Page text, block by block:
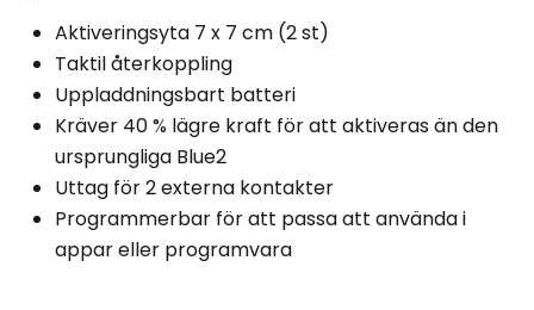
Aktiveringsyta 7 x 7 cm (2 st)
Taktil återkoppling
Uppladdningsbart batteri
Kräver 40 % lägre kraft för att aktiveras än den
ursprungliga Blue2
Uttag för 2 externa kontakter
Programmerbar för att passa att använda i
appar eller programvara